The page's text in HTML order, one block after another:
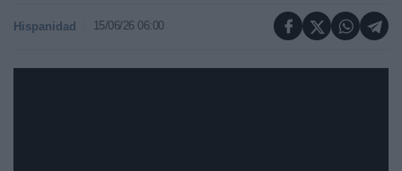
Hispanidad 15/06/26 06:00